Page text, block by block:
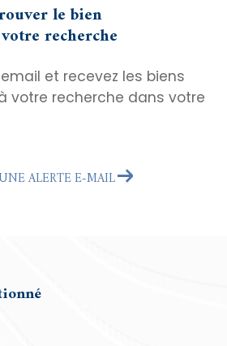
le bien
recherche
et recevez les biens
votre recherche dans votre
ALERTE E-MAIL